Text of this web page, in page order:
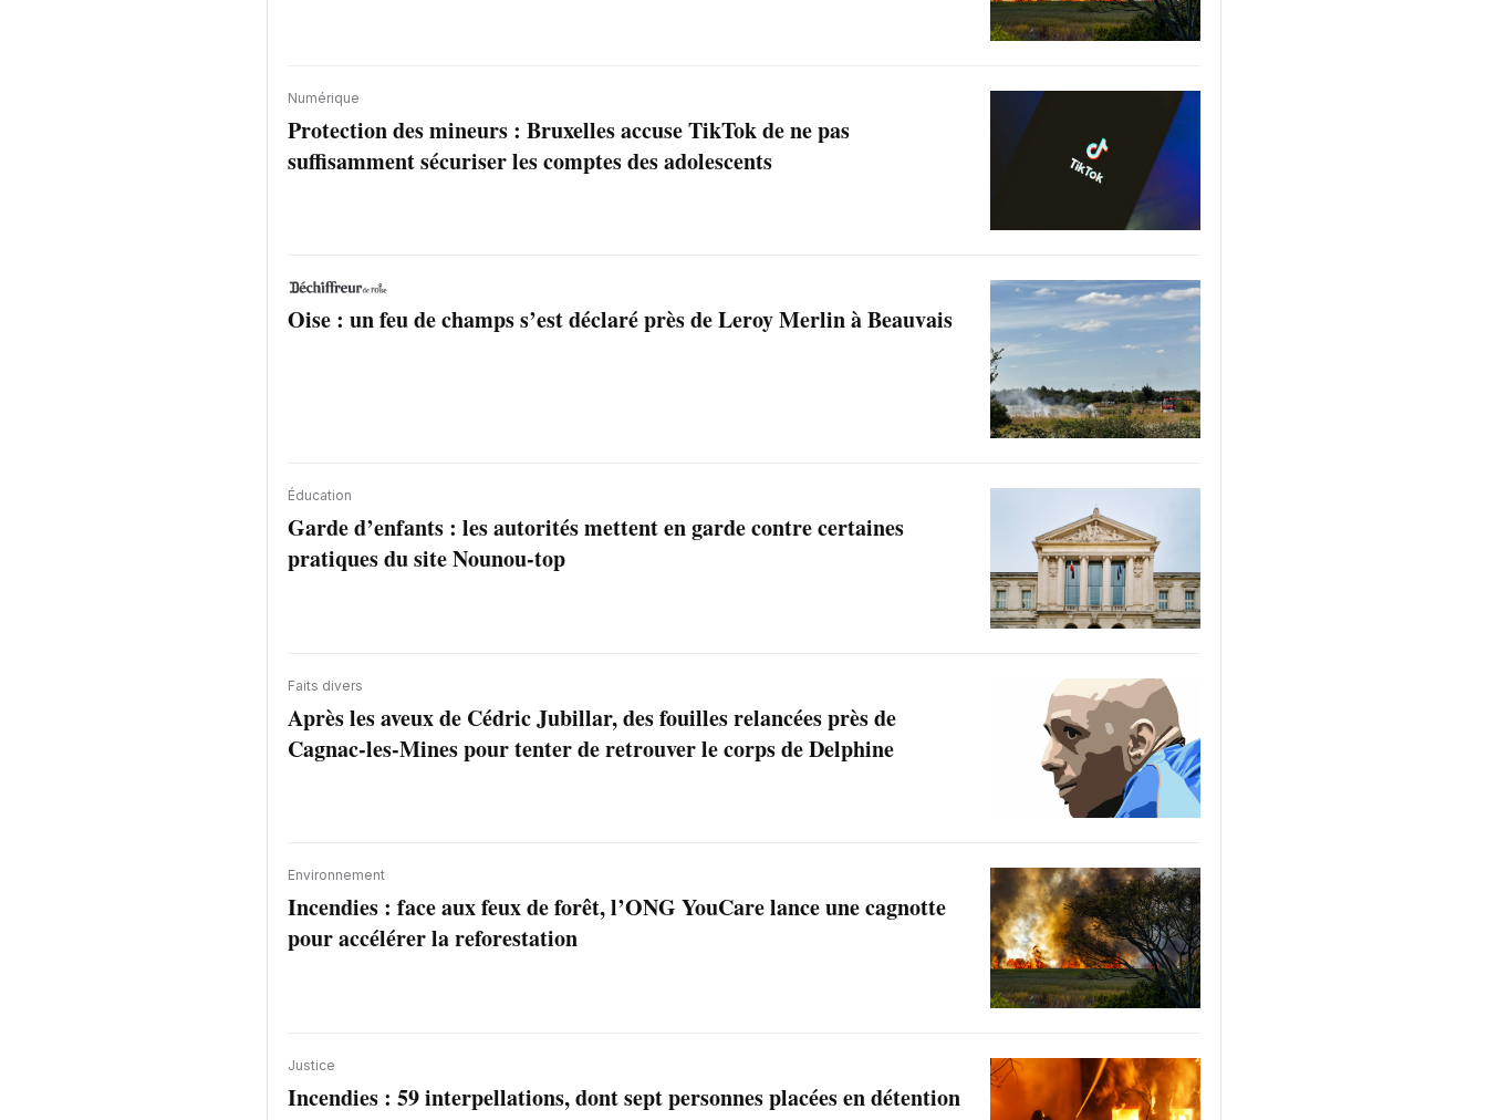
Numérique
Protection des mineurs : Bruxelles accuse TikTok de ne pas
suffisamment sécuriser les comptes des adolescents
Oise : un feu de champs s’est déclaré près de Leroy Merlin à Beauvais
Éducation
Garde d’enfants : les autorités mettent en garde contre certaines
pratiques du site Nounou-top
Faits divers
Après les aveux de Cédric Jubillar, des fouilles relancées près de
Cagnac-les-Mines pour tenter de retrouver le corps de Delphine
Environnement
Incendies : face aux feux de forêt, l’ONG YouCare lance une cagnotte
pour accélérer la reforestation
Justice
Incendies : 59 interpellations, dont sept personnes placées en détention